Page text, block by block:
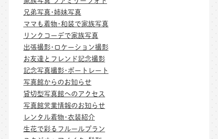
兄弟写真･姉妹写真
ママも着物･和装で家族写真
リンクコーデで家族写真
出張撮影･ロケーション撮影
お友達とフレンド記念撮影
記念写真撮影･ポートレート
写真館からのお知らせ
貸切型写真館へのアクセス
写真館営業情報のお知らせ
レンタル着物･衣装紹介
生花で彩るフルールプラン